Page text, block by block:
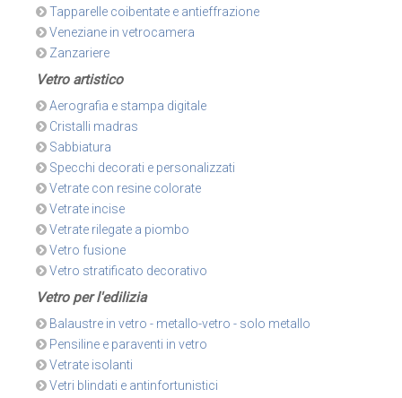
Tapparelle coibentate e antieffrazione
Veneziane in vetrocamera
Zanzariere
Vetro artistico
Aerografia e stampa digitale
Cristalli madras
Sabbiatura
Specchi decorati e personalizzati
Vetrate con resine colorate
Vetrate incise
Vetrate rilegate a piombo
Vetro fusione
Vetro stratificato decorativo
Vetro per l'edilizia
Balaustre in vetro - metallo-vetro - solo metallo
Pensiline e paraventi in vetro
Vetrate isolanti
Vetri blindati e antinfortunistici